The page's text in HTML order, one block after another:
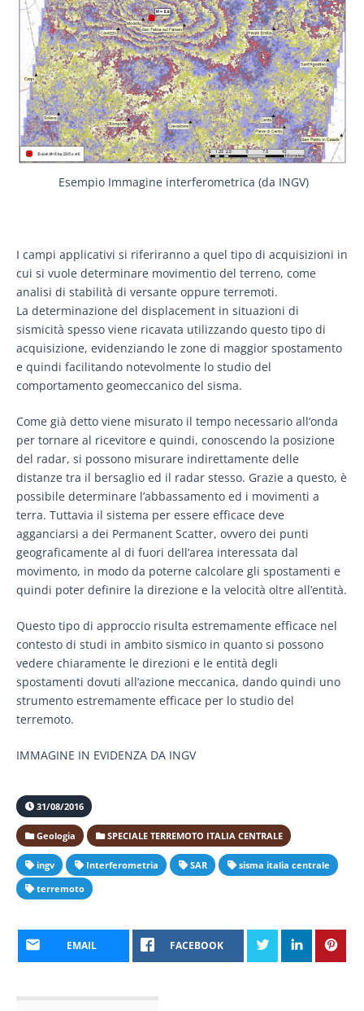
Esempio Immagine interferometrica (da INGV)
I campi applicativi si riferiranno a quel tipo di acquisizioni in
cui si vuole determinare movimentio del terreno, come
analisi di stabilità di versante oppure terremoti.
La determinazione del displacement in situazioni di
sismicità spesso viene ricavata utilizzando questo tipo di
acquisizione, evidenziando le zone di maggior spostamento
e quindi facilitando notevolmente lo studio del
comportamento geomeccanico del sisma.
Come già detto viene misurato il tempo necessario all’onda
per tornare al ricevitore e quindi, conoscendo la posizione
del radar, si possono misurare indirettamente delle
distanze tra il bersaglio ed il radar stesso. Grazie a questo, è
possibile determinare l’abbassamento ed i movimenti a
terra. Tuttavia il sistema per essere efficace deve
agganciarsi a dei Permanent Scatter, ovvero dei punti
geograficamente al di fuori dell’area interessata dal
movimento, in modo da poterne calcolare gli spostamenti e
quindi poter definire la direzione e la velocità oltre all’entità.
Questo tipo di approccio risulta estremamente efficace nel
contesto di studi in ambito sismico in quanto si possono
vedere chiaramente le direzioni e le entità degli
spostamenti dovuti all’azione meccanica, dando quindi uno
strumento estremamente efficace per lo studio del
terremoto.
IMMAGINE IN EVIDENZA DA INGV
31/08/2016
Geologia SPECIALE TERREMOTO ITALIA CENTRALE
ingv Interferometria SAR
sisma italia centrale
terremoto
EMAIL FACEBOOK